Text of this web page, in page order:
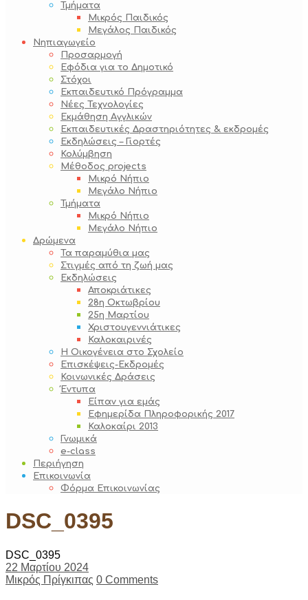
Τμήματα
Μικρός Παιδικός
Μεγάλος Παιδικός
Νηπιαγωγείο
Προσαρμογή
Εφόδια για το Δημοτικό
Στόχοι
Εκπαιδευτικό Πρόγραμμα
Νέες Τεχνολογίες
Εκμάθηση Αγγλικών
Εκπαιδευτικές Δραστηριότητες & εκδρομές
Εκδηλώσεις – Γιορτές
Κολύμβηση
Μέθοδος projects
Μικρό Νήπιο
Μεγάλο Νήπιο
Τμήματα
Μικρό Νήπιο
Μεγάλο Νήπιο
Δρώμενα
Τα παραμύθια μας
Στιγμές από τη ζωή μας
Εκδηλώσεις
Αποκριάτικες
28η Οκτωβρίου
25η Μαρτίου
Χριστουγεννιάτικες
Καλοκαιρινές
Η Οικογένεια στο Σχολείο
Επισκέψεις-Εκδρομές
Κοινωνικές Δράσεις
Έντυπα
Είπαν για εμάς
Εφημερίδα Πληροφορικής 2017
Καλοκαίρι 2013
Γνωμικά
e-class
Περιήγηση
Επικοινωνία
Φόρμα Επικοινωνίας
DSC_0395
DSC_0395
22 Μαρτίου 2024
Μικρός Πρίγκιπας 0 Comments